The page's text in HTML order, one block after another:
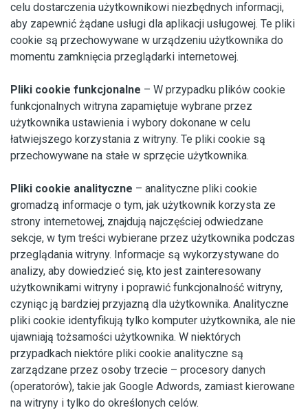
celu dostarczenia użytkownikowi niezbędnych informacji,
aby zapewnić żądane usługi dla aplikacji usługowej. Te pliki
cookie są przechowywane w urządzeniu użytkownika do
momentu zamknięcia przeglądarki internetowej.
Pliki cookie funkcjonalne – W przypadku plików cookie
funkcjonalnych witryna zapamiętuje wybrane przez
użytkownika ustawienia i wybory dokonane w celu
łatwiejszego korzystania z witryny. Te pliki cookie są
przechowywane na stałe w sprzęcie użytkownika.
Pliki cookie analityczne – analityczne pliki cookie
gromadzą informacje o tym, jak użytkownik korzysta ze
strony internetowej, znajdują najczęściej odwiedzane
sekcje, w tym treści wybierane przez użytkownika podczas
przeglądania witryny. Informacje są wykorzystywane do
analizy, aby dowiedzieć się, kto jest zainteresowany
użytkownikami witryny i poprawić funkcjonalność witryny,
czyniąc ją bardziej przyjazną dla użytkownika. Analityczne
pliki cookie identyfikują tylko komputer użytkownika, ale nie
ujawniają tożsamości użytkownika. W niektórych
przypadkach niektóre pliki cookie analityczne są
zarządzane przez osoby trzecie – procesory danych
(operatorów), takie jak Google Adwords, zamiast kierowane
na witryny i tylko do określonych celów.